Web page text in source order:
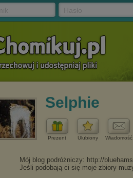
Selphie
Prezent Ulubiony Wiadomość